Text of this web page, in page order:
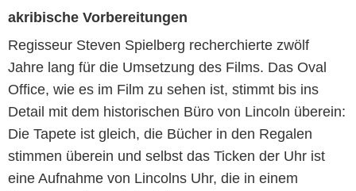
akribische Vorbereitungen
Regisseur Steven Spielberg recherchierte zwölf
Jahre lang für die Umsetzung des Films. Das Oval
Office, wie es im Film zu sehen ist, stimmt bis ins
Detail mit dem historischen Büro von Lincoln überein:
Die Tapete ist gleich, die Bücher in den Regalen
stimmen überein und selbst das Ticken der Uhr ist
eine Aufnahme von Lincolns Uhr, die in einem